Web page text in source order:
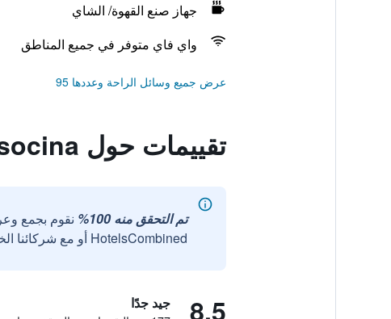
جهاز صنع القهوة/ الشاي
واي فاي متوفر في جميع المناطق
عرض جميع وسائل الراحة وعددها 95
تقييمات حول Hotel Pavla Vysocina
تم التحقق منه 100%
نقوم بجمع
HotelsCombined أو مع شركائنا الخارجيين الموثوقين.
8.5 جيد جدًا